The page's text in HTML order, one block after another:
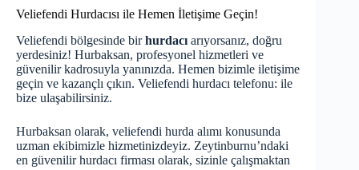
Veliefendi Hurdacısı ile Hemen İletişime Geçin!
Veliefendi bölgesinde birhurdacı arıyorsanız, doğru
yerdesiniz! Hurbaksan, profesyonel hizmetleri ve
güvenilir kadrosuyla yanınızda. Hemen bizimle iletişime
geçin ve kazançlı çıkın. Veliefendi hurdacı telefonu: ile
bize ulaşabilirsiniz.
Hurbaksan olarak, veliefendi hurda alımı konusunda
uzman ekibimizle hizmetinizdeyiz. Zeytinburnu’ndaki
en güvenilir hurdacı firması olarak, sizinle çalışmaktan